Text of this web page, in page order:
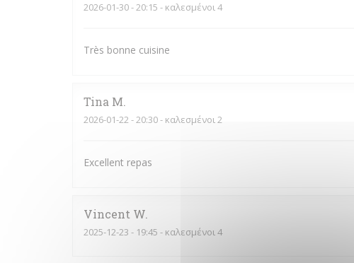
2026-01-30- 20:15 - καλεσμένοι 4
Très bonne cuisine
Tina M
2026-01-22- 20:30 - καλεσμένοι 2
Excellent repas
Vincent W
2025-12-23 - 19:45 - καλεσμένοι 4